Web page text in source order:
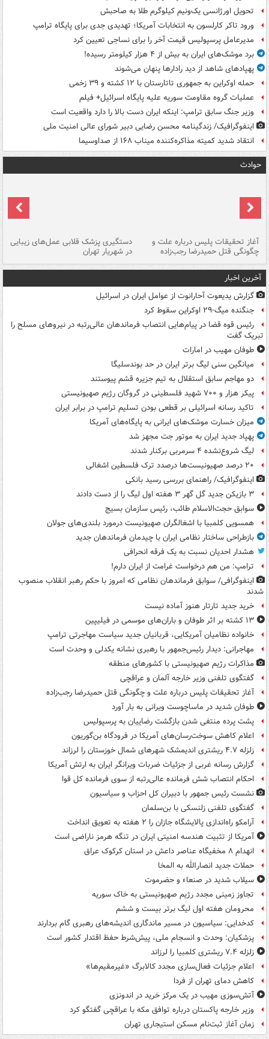
تحویل اورژانسی یک‌ونیم کیلوگرم طلا به صاحبش
ورود تاکر کارلسون به انتخابات آمریکا؛ تهدیدی جدی برای پایگاه ترامپ
مدیرعامل پرسپولیس قیمت آخر را برای نساجی تعیین کرد
برد موشک‌های ایران به بیش از ۴ هزار کیلومتر رسیده!
پهپادهای شاهد از دید رادارها پنهان می‌شوند
حمله اوکراین به جمهوری تاتارستان با ۱۲ کشته و ۳۹ زخمی
عملیات گروه مقاومت سوریه علیه پایگاه اسرائیل+ فیلم
وزیر جنگ سابق ترامپ: اینکه ایران دست بالا را دارد واقعیت است
اینفوگرافیک/ زندگینامه محسن رضایی دبیر شورای عالی امنیت‌ ملی
انتقاد شدید کمیته مذاکره‌کننده میناب ۱۶۸ از صداوسیما
حوادث
آغاز تحقیقات پلیس درباره علت و
چگونگی قتل حمیدرضا رجب‌زاده
دستگیری پزشک قلابی عمل‌های زیبایی
در شهریار تهران
آخرین اخبار
گزارش یدیعوت آحارانوت از عوامل ایران در اسرائیل
جنگنده میگ-۲۹ اوکراین سقوط کرد
رئیس قوه قضا در پیام‌هایی انتصاب‌ فرماندهان عالی‌رتبه در نیروهای مسلح را
تبریک گفت
طوفان مهیب در امارات
میانگین سنی لیگ برتر ایران در حد بوندسلیگا
دو مهاجم سابق استقلال به تیم جزیره قشم پیوستند
پیکر هزار و ۷۰۰ شهید فلسطینی در گروگان رژیم صهیونیستی
تاکید رسانه اسرائیلی بر قطعی بودن تسلیم ترامپ در برابر ایران
میزان خسارت موشک‌های ایرانی به پایگاه‌های آمریکا
پهپاد جدید ایران به موتور جت مجهز شد
لیگ شروع‌نشده ۴ سرمربی برکنار شدند
۲۰ درصد صهیونیست‌ها درصدد ترک فلسطین اشغالی
اینفوگرافیک/ راهنمای بررسی رسید بانکی
۳ بازیکن جدید گل گهر ۳ هفته اول لیگ را از دست دادند
سوابق حجت‌الاسلام طائب، رئیس سازمان بسیج
همسویی کلمبیا با اشغالگران صهیونیست درمورد بلندی‌های جولان
بازطراحی ساختار نظامی ایران با چیدمان فرماندهان جدید
هشدار احدیان نسبت به یک فرقه انحرافی
ترامپ: من هم درخواست غرامت از ایران دارم!
اینفوگرافی/ سوابق فرماندهان نظامی که امروز با حکم رهبر انقلاب منصوب
شدند
خرید جدید تارتار هنوز آماده نیست
۱۳ کشته بر اثر طوفان و باران‌های موسمی در فیلیپین
خانواده نظامیان آمریکایی، قربانیان جدید سیاست مهاجرتی ترامپ
مهاجرانی: دیدار رئیس‌جمهور با رهبری نشانه یکدلی و وحدت است
مذاکرات رژیم صهیونیستی با کشورهای منطقه
گفتگوی تلفنی وزیر خارجه آلمان و عراقچی
آغاز تحقیقات پلیس درباره علت و چگونگی قتل حمیدرضا رجب‌زاده
طوفان شدید در ماساچوست ویرانی به بار آورد
پشت پرده منتفی شدن بازگشت رضاییان به پرسپولیس
اعلام کاهش سوخت‌رسان‌های آمریکا در فرودگاه بن‌گوریون
زلزله ۴.۷ ریشتری اندیمشک شهرهای شمال خوزستان را لرزاند
گزارش رسانه غربی از جزئیات ضربات ویرانگر ایران به ارتش آمریکا
احکام انتصاب شش فرمانده عالی‌رتبه از سوی فرمانده کل قوا
نشست رئیس جمهور با دبیران کل احزاب و سیاسیون
گفتگوی تلفنی زلنسکی با بن‌سلمان
آرامکو راه‌اندازی پالایشگاه جازان را ۲ هفته به تعویق انداخت
آمریکا از تثبیت هندسه امنیتی ایران در تنگه هرمز ناراضی است
انهدام ۸ مخفیگاه عناصر داعش در استان کرکوک عراق
حملات جدید انصارالله به المخا
سیلاب شدید در صنعاء و حضرموت
تجاوز زمینی مجدد رژیم صهیونیستی به خاک سوریه
محرومان هفته اول لیگ برتر بیست و ششم
کدخدایی: سیاسیون در مسیر ماندگاری اندیشه‌های رهبری گام بردارند
پزشکیان: وحدت و انسجام ملی، پیش‌شرط حفظ اقتدار کشور است
زلزله ۷.۴ ریشتری کلمبیا را لرزاند
اعلام جزئیات فعال‌سازی مجدد کالابرگ «غیرمقیم‌ها»
کاهش دمای تهران از فردا
آتش‌سوزی مهیب در یک مرکز خرید در اندونزی
وزیر خارجه پاکستان درباره توافق مکه با عراقچی گفتگو کرد
زمان آغاز ثبت‌نام مسکن استیجاری تهران